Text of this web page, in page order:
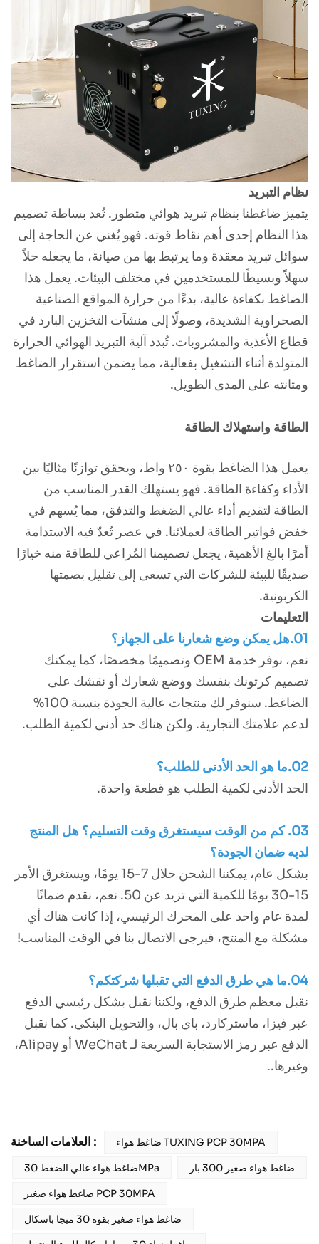
نظام التبريد
يتميز ضاغطنا بنظام تبريد هوائي متطور. تُعد بساطة تصميم
هذا النظام إحدى أهم نقاط قوته. فهو يُغني عن الحاجة إلى
سوائل تبريد معقدة وما يرتبط بها من صيانة، ما يجعله حلاً
سهلاً وبسيطًا للمستخدمين في مختلف البيئات. يعمل هذا
الضاغط بكفاءة عالية، بدءًا من حرارة المواقع الصناعية
الصحراوية الشديدة، وصولًا إلى منشآت التخزين البارد في
قطاع الأغذية والمشروبات. تُبدد آلية التبريد الهوائي الحرارة
المتولدة أثناء التشغيل بفعالية، مما يضمن استقرار الضاغط
ومتانته على المدى الطويل.
الطاقة واستهلاك الطاقة
يعمل هذا الضاغط بقوة ٢٥٠ واط، ويحقق توازنًا مثاليًا بين
الأداء وكفاءة الطاقة. فهو يستهلك القدر المناسب من
الطاقة لتقديم أداء عالي الضغط والتدفق، مما يُسهم في
خفض فواتير الطاقة لعملائنا. في عصر تُعدّ فيه الاستدامة
أمرًا بالغ الأهمية، يجعل تصميمنا المُراعي للطاقة منه خيارًا
صديقًا للبيئة للشركات التي تسعى إلى تقليل بصمتها
الكربونية.
التعليمات
01.هل يمكن وضع شعارنا على الجهاز؟
نعم، نوفر خدمة OEM وتصميمًا مخصصًا، كما يمكنك
تصميم كرتونك بنفسك ووضع شعارك أو نقشك على
الضاغط. سنوفر لك منتجات عالية الجودة بنسبة 100%
لدعم علامتك التجارية. ولكن هناك حد أدنى لكمية الطلب.
02.ما هو الحد الأدنى للطلب؟
الحد الأدنى لكمية الطلب هو قطعة واحدة.
03. كم من الوقت سيستغرق وقت التسليم؟ هل المنتج
لديه ضمان الجودة؟
بشكل عام، يمكننا الشحن خلال 7-15 يومًا، ويستغرق الأمر
15-30 يومًا للكمية التي تزيد عن 50. نعم، نقدم ضمانًا
لمدة عام واحد على المحرك الرئيسي، إذا كانت هناك أي
مشكلة مع المنتج، فيرجى الاتصال بنا في الوقت المناسب!
04.ما هي طرق الدفع التي تقبلها شركتكم؟
نقبل معظم طرق الدفع، ولكننا نقبل بشكل رئيسي الدفع
عبر فيزا، ماستركارد، باي بال، والتحويل البنكي. كما نقبل
الدفع عبر رمز الاستجابة السريعة لـ WeChat أو Alipay،
وغيرها..
العلامات الساخنة :
ضاغط هواء TUXING PCP 30MPA
ضاغط هواء عالي الضغط 30MPa
ضاغط هواء صغير 300 بار
ضاغط هواء صغير PCP 30MPA
ضاغط هواء صغير بقوة 30 ميجا باسكال